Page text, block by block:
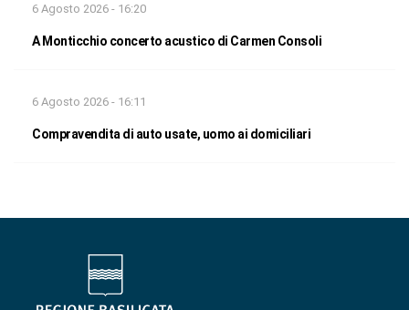
6 Agosto 2026 - 16:20
A Monticchio concerto acustico di Carmen Consoli
6 Agosto 2026 - 16:11
Compravendita di auto usate, uomo ai domiciliari